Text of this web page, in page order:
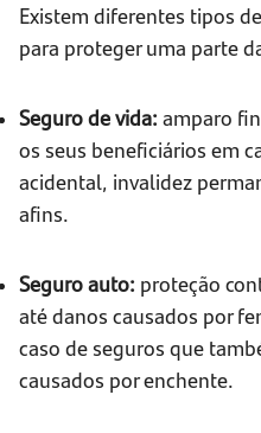
Existem diferentes tipos
para proteger uma parte
Seguro de vida: amparo
os seus beneficiários em
acidental, invalidez
afins.
Seguro auto: proteção
até danos causados por
caso de seguros que
causados por enchente.